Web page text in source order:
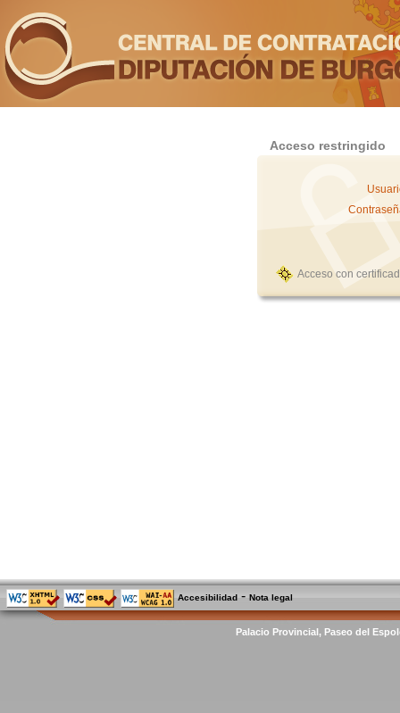
Acceso restringido
Acceso con
Accesibilidad -Nota legal
Palacio Provincial, Paseo del